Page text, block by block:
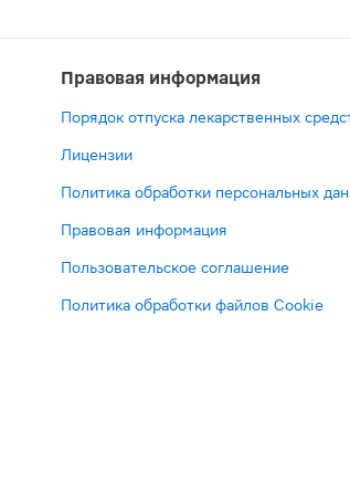
Правовая информация
Порядок отпуска лекарственных
Лицензии
Политика обработки персональных
Правовая информация
Пользовательское соглашение
Политика обработки файлов Cookie